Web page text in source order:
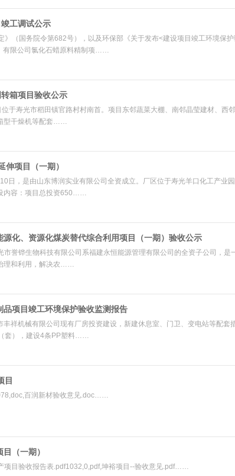
工调试公示
（国务院令第682号），以及环保部《关于发布<建设项目竣工环境保
有限公司氯化石蜡原料精制项……
箱项目验收公示
于寿光市稻田镇官路村村南首。项目东邻蔬菜大棚、南邻晶莹建材、西
型干燥机等配套……
项目（一期）
日，是由山东博润实业有限公司全资成立。厂区位于寿光羊口化工产业
内容：项目总投资650……
化、资源化煤炭替代综合利用项目（一期）验收公示
誉铧生物科技有限公司系福建永恒能源管理有限公司的全资子公司，是
理和利用，解决农……
项目竣工环境保护验收监测报告
祥机械有限公司现有厂房投资建设，新建休息室、门卫、变电站等配套
套），建设4条PP塑料……
目
百润新材验收意见.doc……
（一期）
项目验收报告表.pdf1032,0,pdf,坤裕项目--验收意见.pdf……